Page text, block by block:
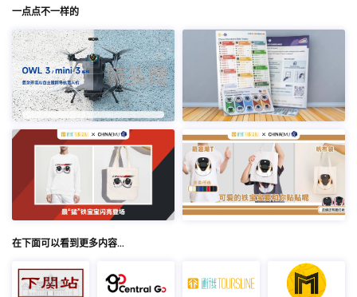
一点点不一样的
在下面可以看到更多内容…